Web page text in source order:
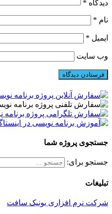
دیدگاه *
نام *
ایمیل *
وب‌ سایت
جستجوی پروژه شما
جستجو برای:
تبلیغات
شرکت نرم افزاری یونیک سافت